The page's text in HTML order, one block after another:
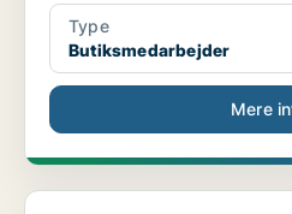
Type
Butiksmedarbejder
Mere
Deltidssælger